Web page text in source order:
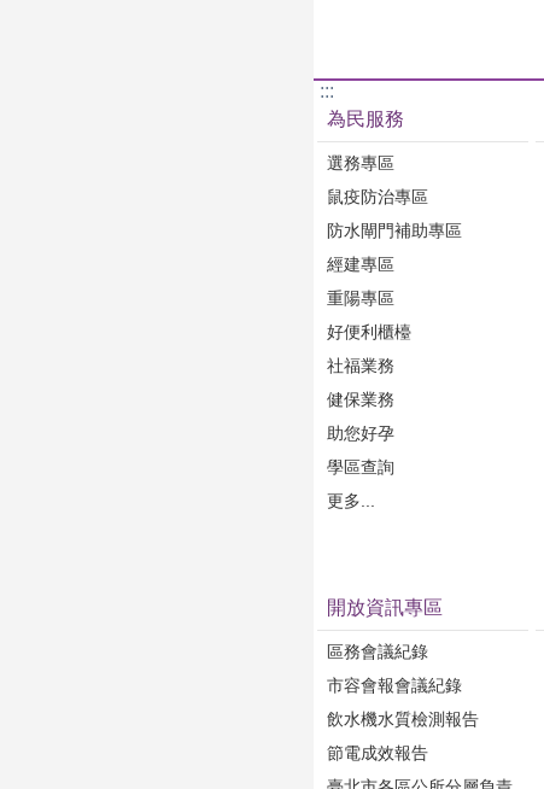
:::
為民服務
選務專區
鼠疫防治專區
防水閘門補助專區
經建專區
重陽專區
好便利櫃檯
社福業務
健保業務
助您好孕
學區查詢
更多...
開放資訊專區
區務會議紀錄
市容會報會議紀錄
飲水機水質檢測報告
節電成效報告